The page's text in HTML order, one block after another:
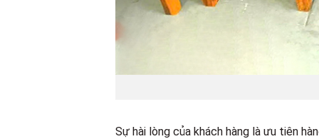
Sự hài lòng của khách hàng là ưu tiên